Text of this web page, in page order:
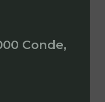
Conde,